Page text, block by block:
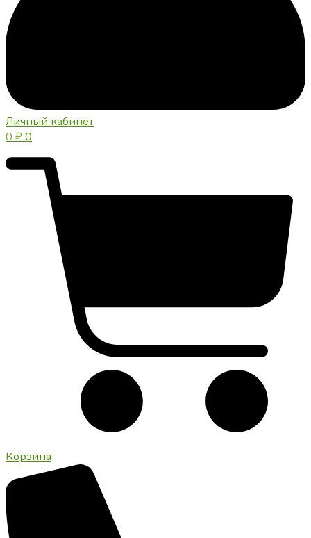
Личный кабинет
0 ₽0
Корзина